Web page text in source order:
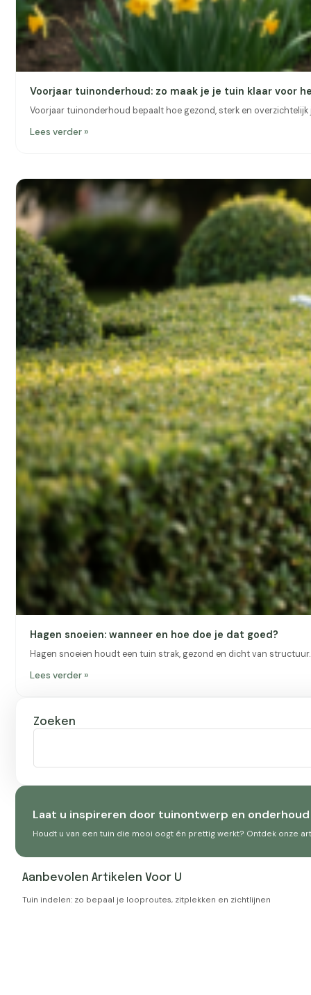
Voorjaar tuinonderhoud: zo maak je je tuin klaar voor
Voorjaar tuinonderhoud bepaalt hoe gezond, sterk en
Lees verder »
Hagen snoeien: wanneer en hoe doe je dat goed?
Hagen snoeien houdt een tuin strak, gezond en dicht van
Lees verder »
Zoeken
Laat u inspireren door tuinontwerp en onderhoud
Houdt u van een tuin die mooi oogt én prettig werkt? Ontdek onze
Aanbevolen Artikelen Voor U
Tuin indelen: zo bepaal je looproutes, zitplekken en zichtlijnen